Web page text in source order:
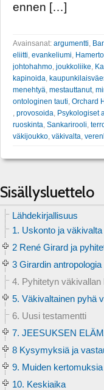
ennen […]
Avainsanat: argumentti
eliitti evankeliumi
johtohahmo joukkoliike
kapinoida
menehtyä mestauttanut,
ontologinen tauti Orchard
provosoida Psykologiset
ruoskinta Sankarirooli
väkijoukko väkivalta
Sisällysluettelo
Lähdekirjallisuus
1. Uskonto ja väkivalta
2 René Girard ja
3 Girardin antropologia
4. Pyhitetyn väkivallan
5. Väkivaltainen pyhä
6. Uusi testamentti
7. JEESUKSEN
8 Kysymyksiä ja
9. Muiden kertomuksia
10. Keskiaika